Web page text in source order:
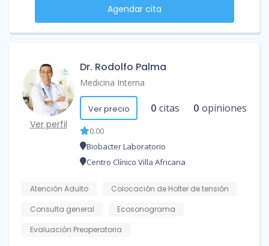
Agendar cita
Ver perfil
Dr. Rodolfo Palma
Medicina Interna
Ver precio 0 citas 0 opiniones
0.00
Biobacter Laboratorio
Centro Clínico Villa Africana
Atención Adulto
Colocación de Holter de tensión
Consulta general
Ecosonograma
Evaluación Preoperatoria